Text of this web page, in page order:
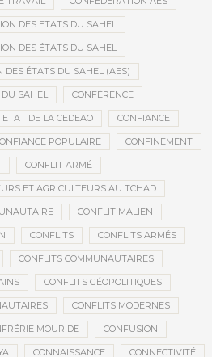
DES ETATS DU SAHEL
DES ÉTATS DU SAHEL
DES ÉTATS DU SAHEL (AES)
SAHEL CONFÉRENCE
DE LA CEDEAO CONFIANCE
POPULAIRE CONFINEMENT
CONFLIT ARMÉ
ET AGRICULTEURS AU TCHAD
CONFLIT MALIEN
CONFLITS CONFLITS ARMÉS
CONFLITS COMMUNAUTAIRES
CONFLITS GÉOPOLITIQUES
CONFLITS MODERNES
MOURIDE CONFUSION
CONNAISSANCE CONNECTIVITÉ